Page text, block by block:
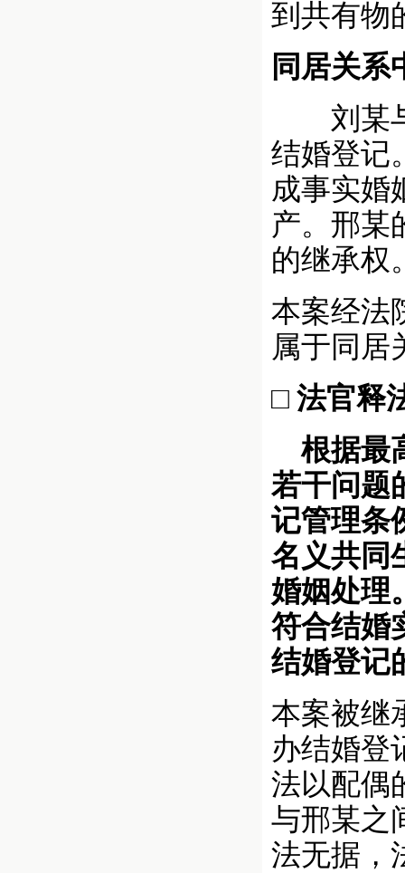
到共有物
同居关系
刘某与
结婚登记
成事实婚
产。邢某
的继承权
本案经法
属于同居
□ 法官释
根据最
若干问题
记管理条
名义共同
婚姻处理
符合结婚
结婚登记
本案被继
办结婚登
法以配偶
与邢某之
法无据，